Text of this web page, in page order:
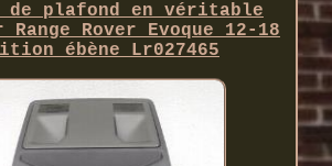
de plafond en véritable
Rover Evoque 12-18
ébène Lr027465